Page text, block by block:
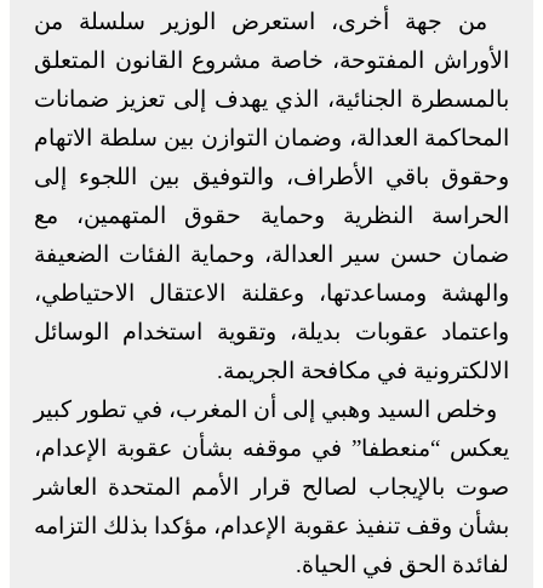
من جهة أخرى، استعرض الوزير سلسلة من
الأوراش المفتوحة، خاصة مشروع القانون المتعلق
بالمسطرة الجنائية، الذي يهدف إلى تعزيز ضمانات
المحاكمة العدالة، وضمان التوازن بين سلطة الاتهام
وحقوق باقي الأطراف، والتوفيق بين اللجوء إلى
الحراسة النظرية وحماية حقوق المتهمين، مع
ضمان حسن سير العدالة، وحماية الفئات الضعيفة
والهشة ومساعدتها، وعقلنة الاعتقال الاحتياطي،
واعتماد عقوبات بديلة، وتقوية استخدام الوسائل
الالكترونية في مكافحة الجريمة.
وخلص السيد وهبي إلى أن المغرب، في تطور كبير
يعكس “منعطفا” في موقفه بشأن عقوبة الإعدام،
صوت بالإيجاب لصالح قرار الأمم المتحدة العاشر
بشأن وقف تنفيذ عقوبة الإعدام، مؤكدا بذلك التزامه
لفائدة الحق في الحياة.